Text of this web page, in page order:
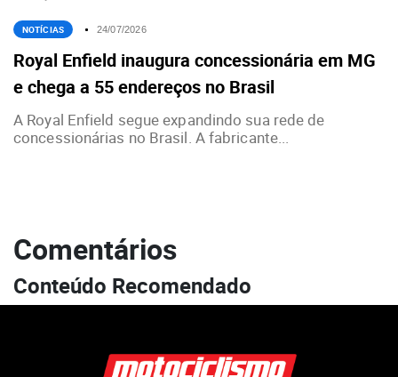
NOTÍCIAS 24/07/2026
Royal Enfield inaugura concessionária em MG
e chega a 55 endereços no Brasil
A Royal Enfield segue expandindo sua rede de
concessionárias no Brasil. A fabricante...
Comentários
Conteúdo Recomendado